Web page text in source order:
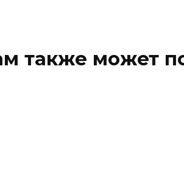
также может